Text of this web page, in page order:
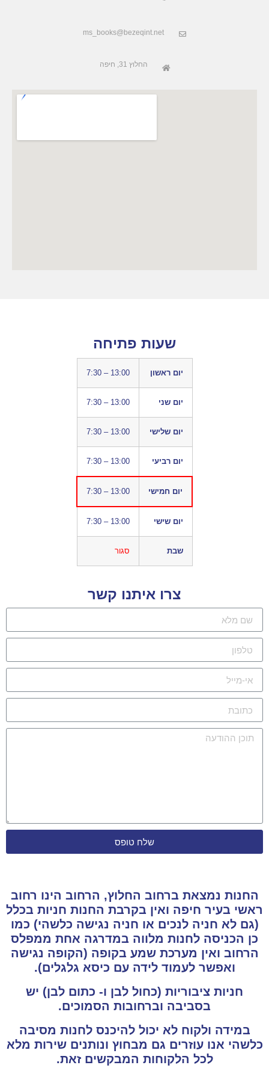
ms_books@bezeqint.net
החלוץ 31, חיפה
שעות פתיחה
יום ראשון 7:30 – 13:00
יום שני 7:30 – 13:00
יום שלישי 7:30 – 13:00
יום רביעי 7:30 – 13:00
יום חמישי 7:30 – 13:00
יום שישי 7:30 – 13:00
שבת סגור
צרו איתנו קשר
שלח טופס
החנות נמצאת ברחוב החלוץ, הרחוב הינו רחוב
ראשי בעיר חיפה ואין בקרבת החנות חניות בכלל
(גם לא חניה לנכים או חניה נגישה כלשהי) כמו
כן הכניסה לחנות מלווה במדרגה אחת ממפלס
הרחוב ואין מערכת שמע בקופה (הקופה נגישה
ואפשר לעמוד לידה עם כיסא גלגלים).
חניות ציבוריות (כחול לבן ו- כתום לבן) יש
בסביבה וברחובות הסמוכים.
במידה ולקוח לא יכול להיכנס לחנות מסיבה
כלשהי אנו עוזרים גם מבחוץ ונותנים שירות מלא
לכל הלקוחות המבקשים זאת.